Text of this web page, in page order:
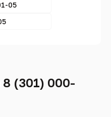
05
(301) 000-